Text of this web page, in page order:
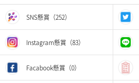
SNS懸賞（252）
Instagram懸賞（83）
Facabook懸賞（0）